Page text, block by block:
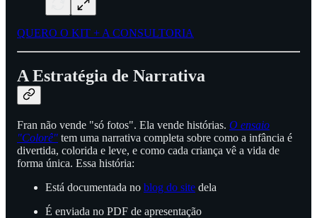
QUERO O KIT + A CONSULTORIA
A Estratégia de Narrativa
Fran não vende "só fotos". Ela vende histórias. O ensaio
"Colorê" tem uma narrativa completa sobre como a infância é
divertida, colorida e leve, e como cada criança vê a vida de
forma única. Essa história:
Está documentada no blog do site dela
É enviada no PDF de apresentação